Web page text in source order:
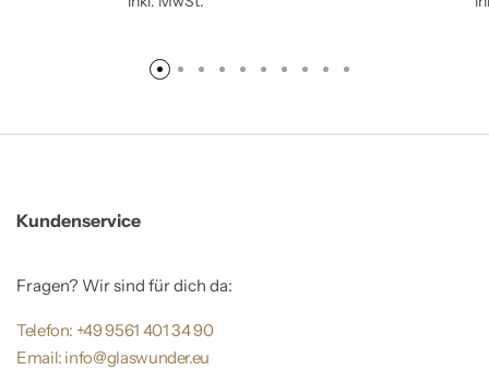
Kundenservice
Fragen? Wir sind für dich da:
Telefon: +49 9561 401 34 90
Email: info@glaswunder.eu